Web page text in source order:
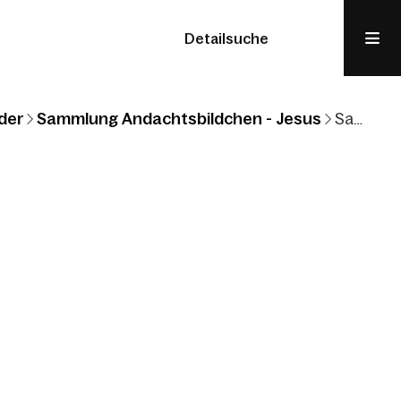
Detailsuche
Sammlung Andachtsbildchen - Jesus Sammlung Andachtsbildchen: Jesus: leer